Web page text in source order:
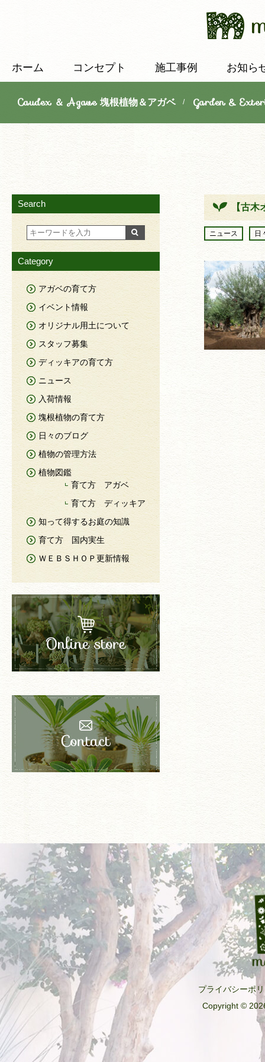
ホーム コンセプト 施工事例 お知ら
Caudex ＆ Agave 塊根植物＆アガベ/Garden &
【古
ニュース 日
Search
Category
アガベの育て方
イベント情報
オリジナル用土について
スタッフ募集
ディッキアの育て方
ニュース
入荷情報
塊根植物の育て方
日々のブログ
植物の管理方法
植物図鑑
育て方 アガベ
育て方 ディッキア
知って得するお庭の知識
育て方 国内実生
ＷＥＢＳＨＯＰ更新情報
プライバシーポ
Copyright ©